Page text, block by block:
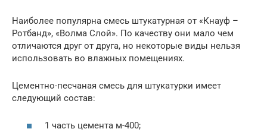
Наиболее популярна смесь штукатурная от «Кнауф –
Ротбанд», «Волма Слой». По качеству они мало чем
отличаются друг от друга, но некоторые виды нельзя
использовать во влажных помещениях.
Цементно-песчаная смесь для штукатурки имеет
следующий состав:
1 часть цемента м-400;